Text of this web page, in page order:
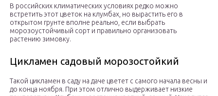
В российских климатических условиях редко можно
встретить этот цветок на клумбах, но вырастить его в
открытом грунте вполне реально, если выбрать
морозоустойчивый сорт и правильно организовать
растению зимовку.
Цикламен садовый морозостойкий
Такой цикламен в саду на даче цветет с самого начала весны и
до конца ноября. При этом отлично выдерживает низкие